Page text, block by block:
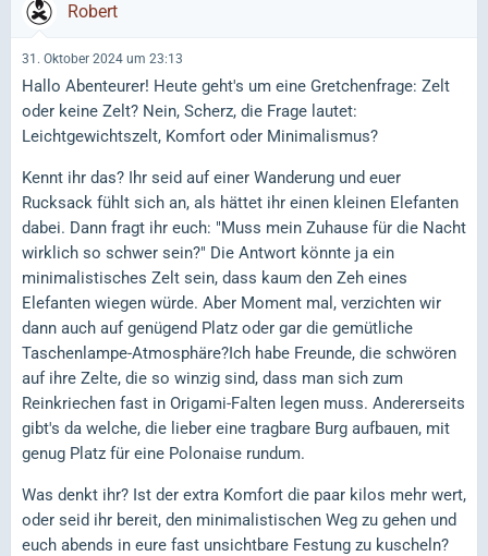
Robert
31. Oktober 2024 um 23:13
Hallo Abenteurer! Heute geht's um eine Gretchenfrage: Zelt
oder keine Zelt? Nein, Scherz, die Frage lautet:
Leichtgewichtszelt, Komfort oder Minimalismus?
Kennt ihr das? Ihr seid auf einer Wanderung und euer
Rucksack fühlt sich an, als hättet ihr einen kleinen Elefanten
dabei. Dann fragt ihr euch: "Muss mein Zuhause für die Nacht
wirklich so schwer sein?" Die Antwort könnte ja ein
minimalistisches Zelt sein, dass kaum den Zeh eines
Elefanten wiegen würde. Aber Moment mal, verzichten wir
dann auch auf genügend Platz oder gar die gemütliche
Taschenlampe-Atmosphäre?Ich habe Freunde, die schwören
auf ihre Zelte, die so winzig sind, dass man sich zum
Reinkriechen fast in Origami-Falten legen muss. Andererseits
gibt's da welche, die lieber eine tragbare Burg aufbauen, mit
genug Platz für eine Polonaise rundum.
Was denkt ihr? Ist der extra Komfort die paar kilos mehr wert,
oder seid ihr bereit, den minimalistischen Weg zu gehen und
euch abends in eure fast unsichtbare Festung zu kuscheln?